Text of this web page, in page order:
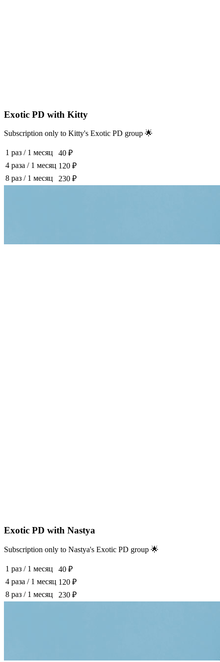
Exotic PD with Kitty
Subscription only to Kitty's Exotic PD group 🌟
1 раз / 1 месяц
40 ₽
4 раза / 1 месяц 120 ₽
8 раз / 1 месяц 230 ₽
Exotic PD with Nastya
Subscription only to Nastya's Exotic PD group 🌟
1 раз / 1 месяц
40 ₽
4 раза / 1 месяц 120 ₽
8 раз / 1 месяц 230 ₽